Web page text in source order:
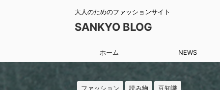
大人のためのファッションサイト
SANKYO BLOG
ホーム NEWS
ファッション 読み物 豆知識